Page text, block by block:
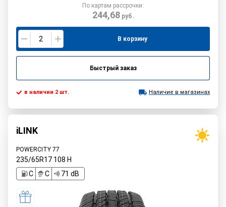
По картам рассрочки:
244,68руб.
В корзину
Быстрый заказ
в наличии 2 шт. Наличие в магазинах
iLINK
POWERCITY 77
235/65R17 108 H
C
C 71 dB